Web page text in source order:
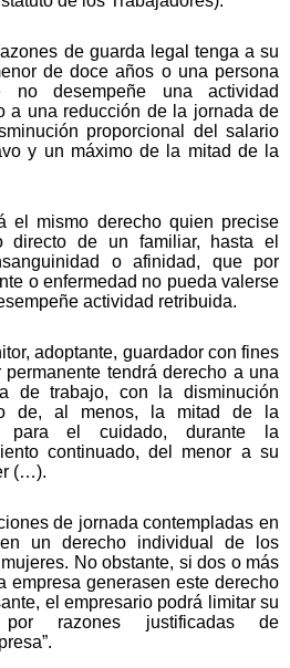
de guarda legal tenga a su
de doce años o una persona
no desempeñe una actividad
a una reducción de la jornada de
proporcional del salario
y un máximo de la mitad de la
derecho quien precise
directo de un familiar, hasta el
o afinidad, que por
o enfermedad no pueda valerse
actividad retribuida.
guardador con fines
tendrá derecho a una
de trabajo, con la disminución
de, al menos, la mitad de la
para el cuidado, durante la
continuado, del menor a su
(…).
jornada contempladas en
un derecho individual de los
No obstante, si dos o más
empresa generasen este derecho
el empresario podrá limitar su
por razones justificadas de